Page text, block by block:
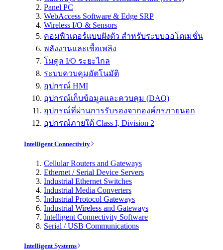
Panel PC
WebAccess Software & Edge SRP
Wireless I/O & Sensors
คอมพิวเตอร์แบบฝังตัว สำหรับระบบออโตเมชั่น
พลังงานและเชื้อเพลิง
โมดูล I/O ระยะไกล
ระบบควบคุมอัตโนมัติ
อุปกรณ์ HMI
อุปกรณ์เก็บข้อมูลและควบคุม (DAQ)
อุปกรณ์ที่ผ่านการรับรองจากองค์กรภายนอก
อุปกรณ์ภายใต้ Class I, Division 2
Intelligent Connectivity
Cellular Routers and Gateways
Ethernet / Serial Device Servers
Industrial Ethernet Switches
Industrial Media Converters
Industrial Protocol Gateways
Industrial Wireless and Gateways
Intelligent Connectivity Software
Serial / USB Communications
Intelligent Systems